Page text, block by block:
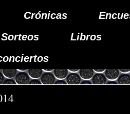
Crónicas
Sorteos Libros